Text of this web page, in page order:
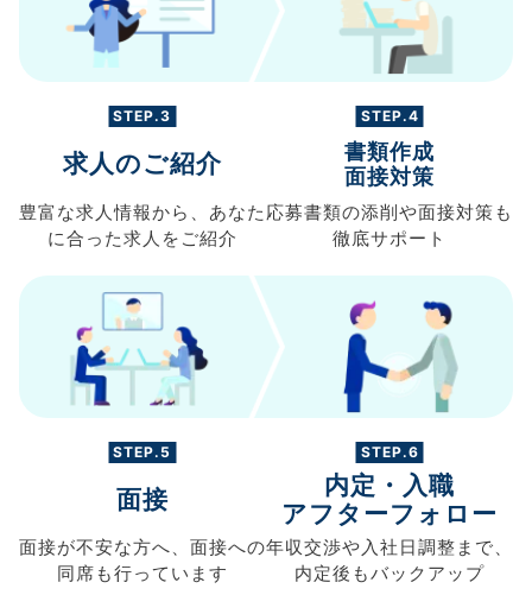
STEP.3
求人のご紹介
豊富な求人情報から、 あなた
に合った求人を ご紹介
STEP.4
書類作成
面接対策
応募書類の添削や面接対策も
徹底サポート
STEP.5
面接
面接が不安な方へ、 面接への
同席も行っています
STEP.6
内定・入職
アフターフォロー
年収交渉や入社日調整まで、
内定後もバックアップ